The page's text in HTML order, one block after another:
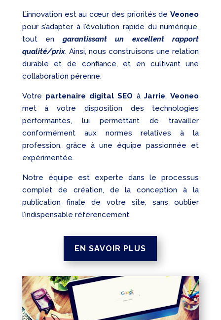
L’innovation est au cœur des priorités deVeoneo
pour s’adapter à l’évolution rapide du numérique,
tout en garantissant un excellent rapport
qualité/prix. Ainsi, nous construisons une relation
durable et de confiance, et en cultivant une
collaboration pérenne.
Votre partenaire digital SEO à Jarrie,Veoneo
met à votre disposition des technologies
performantes, lui permettant de travailler
conformément aux normes relatives à la
profession, grâce à une équipe passionnée et
expérimentée.
Notre équipe est experte dans le processus
complet de création, de la conception à la
publication finale de votre site, sans oublier
l’indispensable référencement.
EN SAVOIR PLUS